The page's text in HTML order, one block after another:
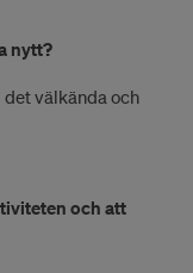
nytt?
välkända och
och att